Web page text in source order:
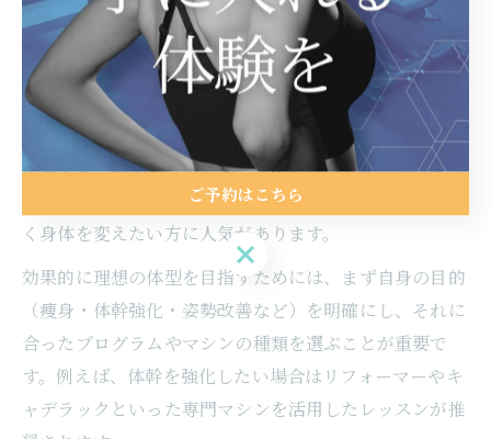
マシンピラティスで理想の体型を目指すポイント
マシンピラティスは、身体の深層部にある筋肉（インナ
ーマッスル）を効率的に鍛えることで、理想のボディラ
インや姿勢改善、運動不足解消など多くの効果が期待で
きるトレーニング方法です。特に東京都中央区佃のよう
な都心エリアでは、忙しい日常の中でも短時間で効率よ
く身体を変えたい方に人気があります。
効果的に理想の体型を目指すためには、まず自身の目的
（痩身・体幹強化・姿勢改善など）を明確にし、それに
合ったプログラムやマシンの種類を選ぶことが重要で
す。例えば、体幹を強化したい場合はリフォーマーやキ
ャデラックといった専門マシンを活用したレッスンが推
ご予約はこちら
ご予約はこちら